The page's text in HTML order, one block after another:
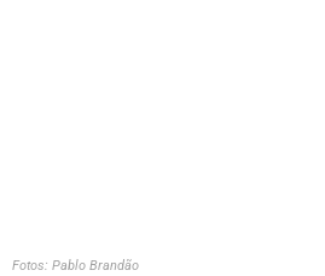
Fotos: Pablo Brandão